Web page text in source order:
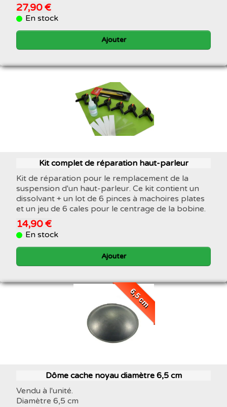
27,90 €
En stock
Ajouter
Kit complet de réparation haut-parleur
Kit de réparation pour le remplacement de la
suspension d'un haut-parleur. Ce kit contient un
dissolvant + un lot de 6 pinces à machoires plates
et un jeu de 6 cales pour le centrage de la bobine.
14,90 €
En stock
Ajouter
6,5 cm
Dôme cache noyau diamètre 6,5 cm
Vendu à l'unité.
Diamètre 6,5 cm